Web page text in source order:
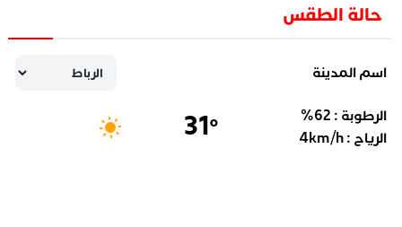
حالة الطقس
اسم المدينة
الرطوبة : 62
%
الرياح :
4km/h
31